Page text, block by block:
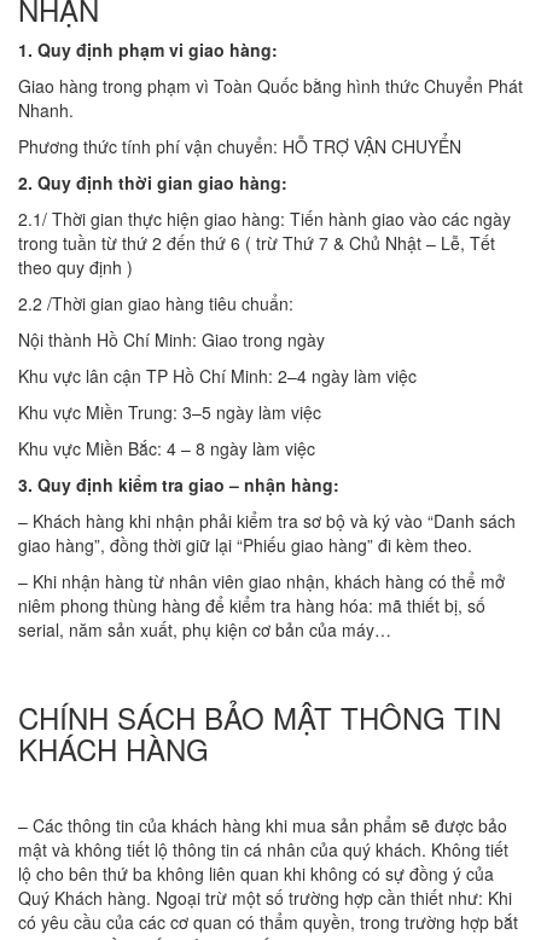
NHẬN
1. Quy định phạm vi giao hàng:
Giao hàng trong phạm vì Toàn Quốc bằng hình thức Chuyển Phát
Nhanh.
Phương thức tính phí vận chuyển: HỖ TRỢ VẬN CHUYỂN
2. Quy định thời gian giao hàng:
2.1/ Thời gian thực hiện giao hàng: Tiến hành giao vào các ngày
trong tuần từ thứ 2 đến thứ 6 ( trừ Thứ 7 & Chủ Nhật – Lễ, Tết
theo quy định )
2.2 /Thời gian giao hàng tiêu chuẩn:
Nội thành Hồ Chí Minh: Giao trong ngày
Khu vực lân cận TP Hồ Chí Minh: 2–4 ngày làm việc
Khu vực Miền Trung: 3–5 ngày làm việc
Khu vực Miền Bắc: 4 – 8 ngày làm việc
3. Quy định kiểm tra giao – nhận hàng:
– Khách hàng khi nhận phải kiểm tra sơ bộ và ký vào “Danh sách
giao hàng”, đồng thời giữ lại “Phiếu giao hàng” đi kèm theo.
– Khi nhận hàng từ nhân viên giao nhận, khách hàng có thể mở
niêm phong thùng hàng để kiểm tra hàng hóa: mã thiết bị, số
serial, năm sản xuất, phụ kiện cơ bản của máy…
CHÍNH SÁCH BẢO MẬT THÔNG TIN
KHÁCH HÀNG
– Các thông tin của khách hàng khi mua sản phẩm sẽ được bảo
mật và không tiết lộ thông tin cá nhân của quý khách. Không tiết
lộ cho bên thứ ba không liên quan khi không có sự đồng ý của
Quý Khách hàng. Ngoại trừ một số trường hợp cần thiết như: Khi
có yêu cầu của các cơ quan có thẩm quyền, trong trường hợp bắt